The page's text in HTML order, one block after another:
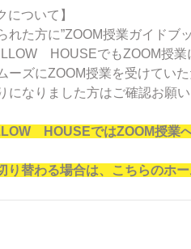
について】
れた方に”ZOOM授業ガイドブ
　HOUSEでもZOOM授業
ーズにZOOM授業を受けてい
になりました方はご確認お願い
　HOUSEではZOOM授業
り替わる場合は、こちらのホ